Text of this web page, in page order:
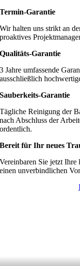
Termin-Garantie
Wir halten uns strikt an
proaktives
Qualitäts-Garantie
3 Jahre umfassende
ausschließlich
Sauberkeits-Garantie
Tägliche Reinigung der
nach Abschluss der
ordentlich.
Bereit für Ihr neues
Vereinbaren Sie jetzt Ihre
einen unverbindlichen